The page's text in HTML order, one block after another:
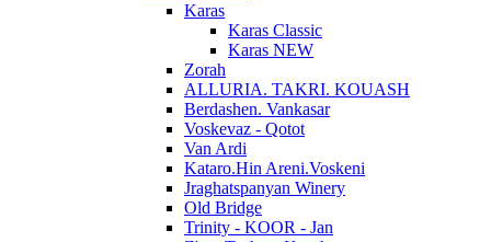
Karas
Karas Classic
Karas NEW
Zorah
ALLURIA. TAKRI. KOUASH
Berdashen. Vankasar
Voskevaz - Qotot
Van Ardi
Kataro.Hin Areni.Voskeni
Jraghatspanyan Winery
Old Bridge
Trinity - KOOR - Jan